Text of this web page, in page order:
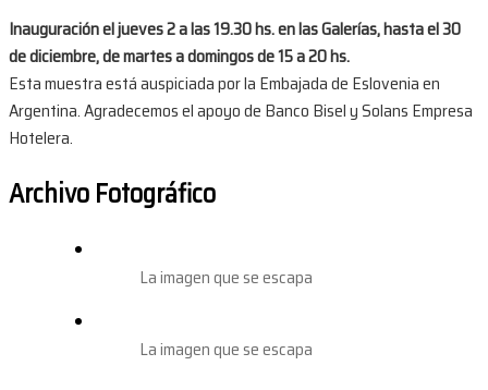
Inauguración el jueves 2 a las 19.30 hs. en las Galerías, hasta el 30
de diciembre, de martes a domingos de 15 a 20 hs.
Esta muestra está auspiciada por la Embajada de Eslovenia en
Argentina. Agradecemos el apoyo de Banco Bisel y Solans Empresa
Hotelera.
Archivo Fotográfico
La imagen que se escapa
La imagen que se escapa